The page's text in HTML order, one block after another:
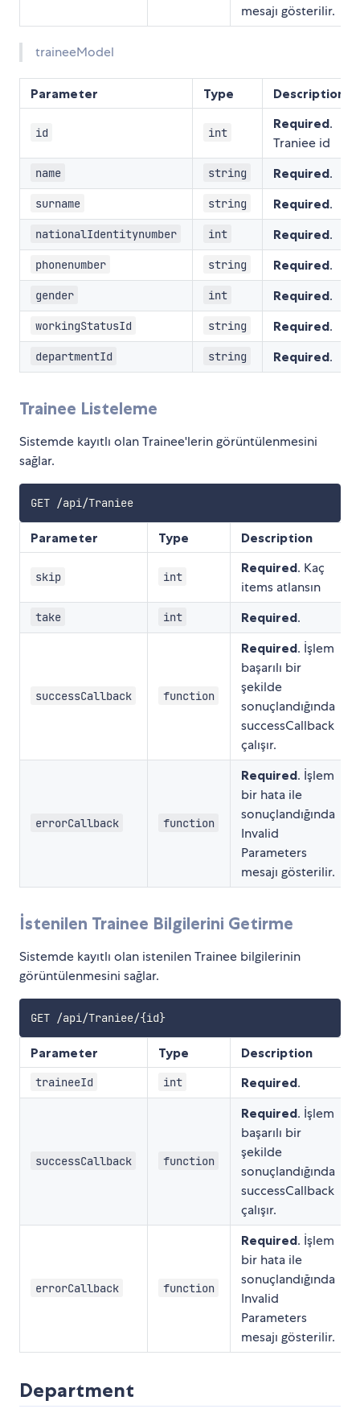
mesajı gösterilir.
traineeModel
Parameter Type Description
id int
Required.
Traniee id
name string Required.
surname string Required.
nationalIdentitynumber int Required.
phonenumber string Required.
gender int Required.
workingStatusId string Required.
departmentId string Required.
Trainee Listeleme
Sistemde kayıtlı olan Trainee'lerin görüntülenmesini
sağlar.
GET /api/Traniee
Parameter Type Description
skip int
Required. Kaç
items atlansın
take int Required.
successCallback function
Required. İşlem
başarılı bir
şekilde
sonuçlandığında
successCallback
çalışır.
errorCallback function
Required. İşlem
bir hata ile
sonuçlandığında
Invalid
Parameters
mesajı gösterilir.
İstenilen Trainee Bilgilerini Getirme
Sistemde kayıtlı olan istenilen Trainee bilgilerinin
görüntülenmesini sağlar.
GET /api/Traniee/{id}
Parameter Type Description
traineeId int Required.
successCallback function
Required. İşlem
başarılı bir
şekilde
sonuçlandığında
successCallback
çalışır.
errorCallback function
Required. İşlem
bir hata ile
sonuçlandığında
Invalid
Parameters
mesajı gösterilir.
Department